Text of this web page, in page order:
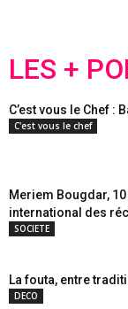
LES +
C’est vous le Chef :
C'est vous le chef
Meriem Bougdar,
international des
SOCIETE
La fouta, entre
DECO